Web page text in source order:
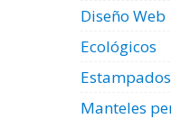
Diseño Web
Ecológicos
Estampados
Manteles